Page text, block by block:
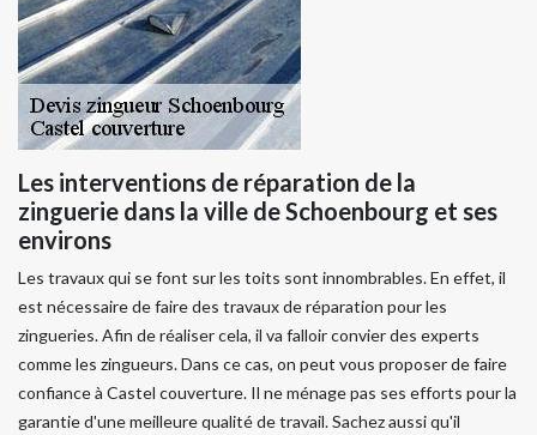
Les interventions de réparation de la
zinguerie dans la ville de Schoenbourg et ses
environs
Les travaux qui se font sur les toits sont innombrables. En effet, il
est nécessaire de faire des travaux de réparation pour les
zingueries. Afin de réaliser cela, il va falloir convier des experts
comme les zingueurs. Dans ce cas, on peut vous proposer de faire
confiance à Castel couverture. Il ne ménage pas ses efforts pour la
garantie d'une meilleure qualité de travail. Sachez aussi qu'il